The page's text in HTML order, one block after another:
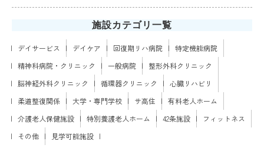
YouTube
オンラインショップ
English
施設カテゴリ一覧
デイサービス デイケア 回復期リハ病院
特定機能病院
精神科病院・クリニック
一般病院
整形外科クリニック
脳神経外科クリニック
循環器クリニック
心臓リハビリ
柔道整復関係
大学・専門学校 サ高住
有料老人ホーム
介護老人保健施設
特別養護老人ホーム 42条施設
フィットネス
その他
見学可能施設